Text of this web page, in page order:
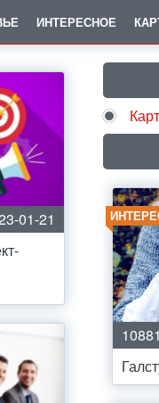
ИНТЕРЕСНОЕ
01-21
10881